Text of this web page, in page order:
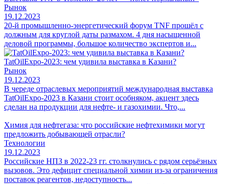
Рынок
19.12.2023
20-й промышленно-энергетический форум TNF прошёл с
должным для круглой даты размахом. 4 дня насыщенной
деловой программы, большое количество экспертов и...
TatOilExpo-2023: чем удивила выставка в Казани?
Рынок
19.12.2023
В череде отраслевых мероприятий международная выставка
TatOilExpo-2023 в Казани стоит особняком, акцент здесь
сделан на продукции для нефте- и газохимии. Что,...
Химия для нефтегаза: что российские нефтехимики могут
предложить добывающей отрасли?
Технологии
19.12.2023
Российские НПЗ в 2022-23 гг. столкнулись с рядом серьёзных
вызовов. Это дефицит специальной химии из-за ограничения
поставок реагентов, недоступность...